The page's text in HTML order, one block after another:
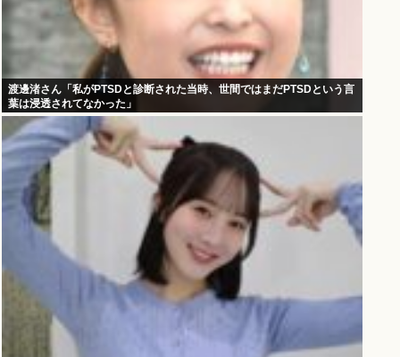
渡邊渚さん「私がPTSDと診断された当時、世間ではまだPTSDという言
葉は浸透されてなかった」